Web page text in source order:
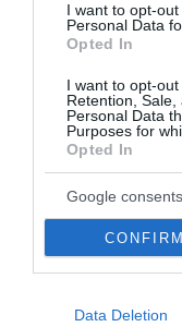
I want to opt-
Personal Data
Opted In
I want to opt-out
Retention,
Personal Data
Purposes for
Opted In
Google consents
CONFIRM
Data Deletion
η Αλέκα, για την
τα παιδιά τους,
11:16 | 06